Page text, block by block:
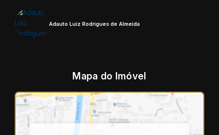
Adauto Luiz Rodrigues de Almeida
Mapa do Imóvel